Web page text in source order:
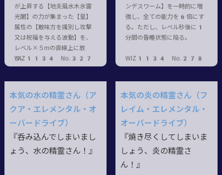
が上昇する【地炎風水木氷雷
光闇】の力が集まった【星】
属性の【敵味方を識別し攻撃
又は祝福を与える波動】を、
レベル×５mの直線上に放
つ。
WIZ1134 No.327
ンデスワーム】を一時的に増
強し、全ての能力を6倍にす
る。ただし、レベル秒後に1
分間の昏睡状態に陥る。
WIZ1134 No.278
本気の水の精霊さん（ア
クア・エレメンタル・オ
ーバードライブ）
『呑み込んでしまいまし
ょう、水の精霊さん！』
本気の炎の精霊さん（フ
レイム・エレメンタル・
オーバードライブ）
『焼き尽くしてしまいま
しょう、炎の精霊さ
ん！』